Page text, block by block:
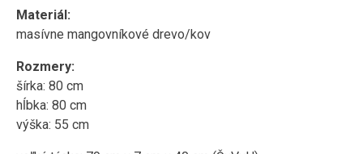
Materiál:
masívne mangovníkové drevo/kov
Rozmery:
šírka: 80 cm
hĺbka: 80 cm
výška: 55 cm